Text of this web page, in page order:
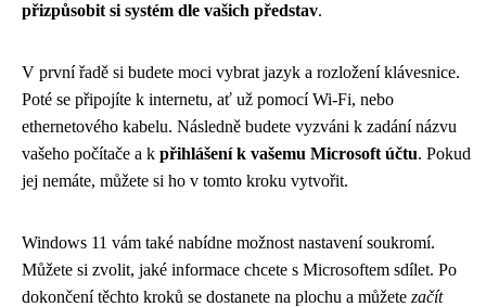
přizpůsobit si systém dle vašich představ.
V první řadě si budete moci vybrat jazyk a rozložení klávesnice.
Poté se připojíte k internetu, ať už pomocí Wi-Fi, nebo
ethernetového kabelu. Následně budete vyzváni k zadání názvu
vašeho počítače a k přihlášení k vašemu Microsoft účtu. Pokud
jej nemáte, můžete si ho v tomto kroku vytvořit.
Windows 11 vám také nabídne možnost nastavení soukromí.
Můžete si zvolit, jaké informace chcete s Microsoftem sdílet. Po
dokončení těchto kroků se dostanete na plochu a můžete začít